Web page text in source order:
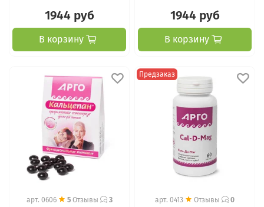
1944 руб
В корзину
1944 руб
В корзину
арт. 0606 5Отзывы 3
Предзаказ
арт. 0413 Отзывы 0